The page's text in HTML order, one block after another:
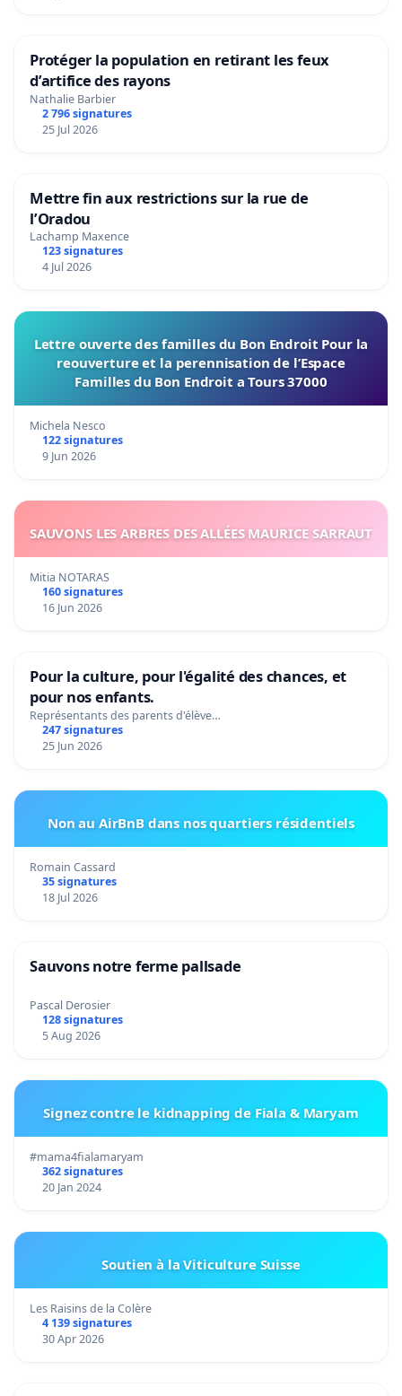
Protéger la population en retirant les feux
d’artifice des rayons
Nathalie Barbier
2 796 signatures
25 Jul 2026
Mettre fin aux restrictions sur la rue de
l’Oradou
Lachamp Maxence
123 signatures
4 Jul 2026
Lettre ouverte des familles du Bon Endroit Pour la
reouverture et la perennisation de l’Espace
Familles du Bon Endroit a Tours 37000
Michela Nesco
122 signatures
9 Jun 2026
SAUVONS LES ARBRES DES ALLÉES MAURICE SARRAUT
Mitia NOTARAS
160 signatures
16 Jun 2026
Pour la culture, pour l'égalité des chances, et
pour nos enfants.
Représentants des parents d'élève…
247 signatures
25 Jun 2026
Non au AirBnB dans nos quartiers résidentiels
Romain Cassard
35 signatures
18 Jul 2026
Sauvons notre ferme pallsade
Pascal Derosier
128 signatures
5 Aug 2026
Signez contre le kidnapping de Fiala & Maryam
#mama4fialamaryam
362 signatures
20 Jan 2024
Soutien à la Viticulture Suisse
Les Raisins de la Colère
4 139 signatures
30 Apr 2026